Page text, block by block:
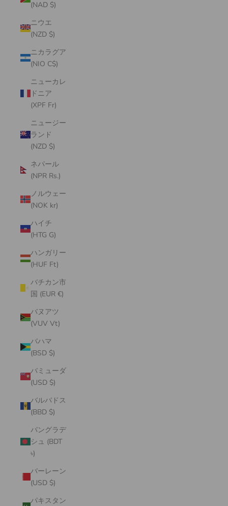
(NAD $)
ニウエ
(NZD $)
ニカラグア
(NIO C$)
ニューカレ
ドニア
(XPF Fr)
ニュージー
ランド
(NZD $)
ネパール
(NPR Rs.)
ノルウェー
(NOK kr)
ハイチ
(HTG G)
ハンガリー
(HUF Ft)
バチカン市
国 (EUR €)
バヌアツ
(VUV Vt)
バハマ
(BSD $)
バミューダ
(USD $)
バルバドス
(BBD $)
バングラデ
シュ (BDT
৳)
バーレーン
(USD $)
パキスタン